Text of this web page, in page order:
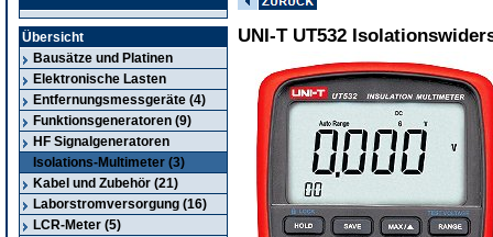
Übersicht
Bausätze und Platinen
Elektronische Lasten
Entfernungsmessgeräte (4)
Funktionsgeneratoren (9)
HF Signalgeneratoren
Isolations-Multimeter (3)
Kabel und Zubehör (21)
Laborstromversorgung (16)
LCR-Meter (5)
UNI-T UT532